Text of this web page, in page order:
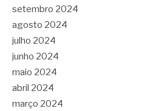
setembro 2024
agosto 2024
julho 2024
junho 2024
maio 2024
abril 2024
março 2024